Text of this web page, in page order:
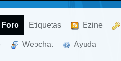
Foro Etiquetas Ezine
Webchat Ayuda